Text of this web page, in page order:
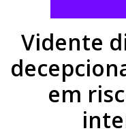
Vidente
em